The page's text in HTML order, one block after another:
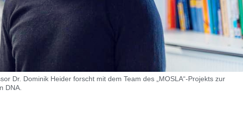
Dr. Dominik Heider forscht mit dem Team des „MOSLA“-Projekts zur
DNA.